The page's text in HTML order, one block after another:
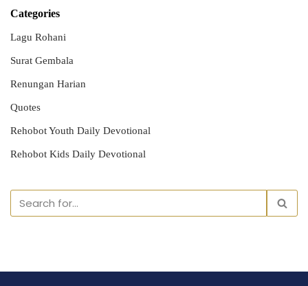
Categories
Lagu Rohani
Surat Gembala
Renungan Harian
Quotes
Rehobot Youth Daily Devotional
Rehobot Kids Daily Devotional